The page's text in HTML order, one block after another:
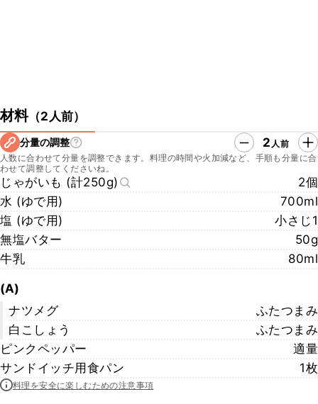
材料（2人前）
分量の調整 2 人前
人数に合わせて分量を調整できます。料理の時間や火加減など、手順も分量に合
わせて調整してくださいね。
じゃがいも (計250g)
2個
水 (ゆで用)
700ml
塩 (ゆで用)
小さじ1
無塩バター
50g
牛乳
80ml
(A)
ナツメグ
ふたつまみ
白こしょう
ふたつまみ
ピンクペッパー
適量
サンドイッチ用食パン
1枚
料理を安全に楽しむための注意事項